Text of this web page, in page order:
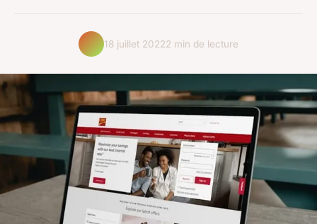
18 juillet 20222 min de lecture